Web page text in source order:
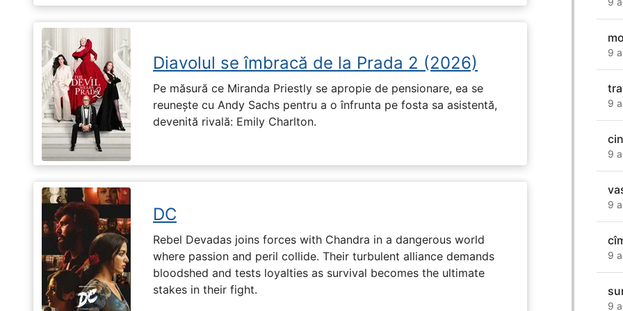
Diavolul se îmbracă de la Prada 2 (2026)
Pe măsură ce Miranda Priestly se apropie de pensionare, ea se
reunește cu Andy Sachs pentru a o înfrunta pe fosta sa asistentă,
devenită rivală: Emily Charlton.
DC
Rebel Devadas joins forces with Chandra in a dangerous world
where passion and peril collide. Their turbulent alliance demands
bloodshed and tests loyalties as survival becomes the ultimate
stakes in their fight.
9
9
9
9
9
9